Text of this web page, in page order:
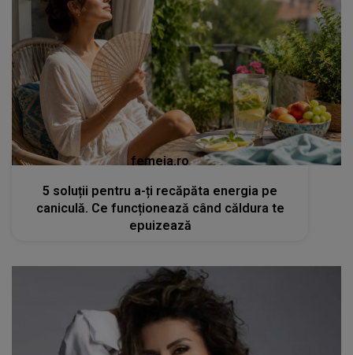
femeia.ro
5 soluții pentru a-ți recăpăta energia pe
caniculă. Ce funcționează când căldura te
epuizează